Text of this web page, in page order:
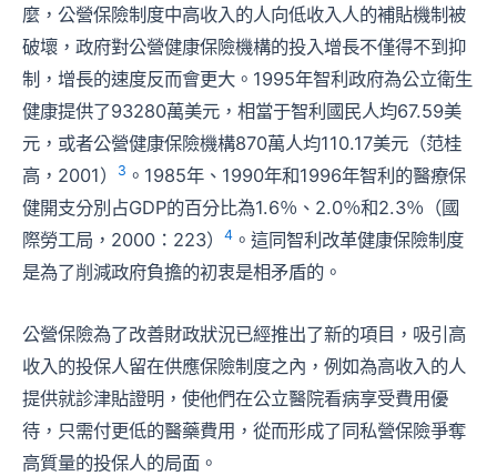
麼，公營保險制度中高收入的人向低收入人的補貼機制被
破壞，政府對公營健康保險機構的投入增長不僅得不到抑
制，增長的速度反而會更大。1995年智利政府為公立衛生
健康提供了93280萬美元，相當于智利國民人均67.59美
元，或者公營健康保險機構870萬人均110.17美元（范桂
高，2001）
3 。1985年、1990年和1996年智利的醫療保
健開支分別占GDP的百分比為1.6％、2.0％和2.3％（國
際勞工局，2000：223）
4 。這同智利改革健康保險制度
是為了削減政府負擔的初衷是相矛盾的。
公營保險為了改善財政狀況已經推出了新的項目，吸引高
收入的投保人留在供應保險制度之內，例如為高收入的人
提供就診津貼證明，使他們在公立醫院看病享受費用優
待，只需付更低的醫藥費用，從而形成了同私營保險爭奪
高質量的投保人的局面。